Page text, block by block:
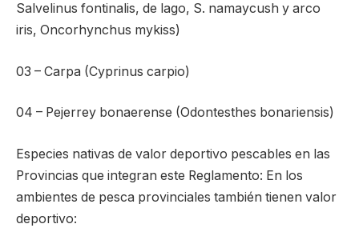
Salvelinus fontinalis, de lago, S. namaycush y arco
iris, Oncorhynchus mykiss)
03 – Carpa (Cyprinus carpio)
04 – Pejerrey bonaerense (Odontesthes bonariensis)
Especies nativas de valor deportivo pescables en las
Provincias que integran este Reglamento: En los
ambientes de pesca provinciales también tienen valor
deportivo: